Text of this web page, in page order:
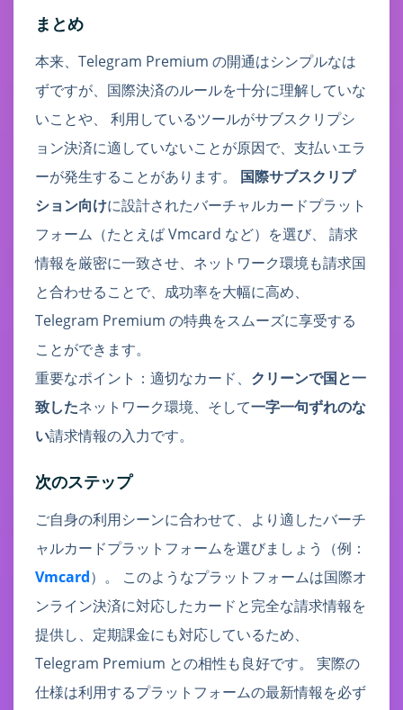
まとめ
本来、Telegram Premium の開通はシンプルなは
ずですが、国際決済のルールを十分に理解していな
いことや、 利用しているツールがサブスクリプシ
ョン決済に適していないことが原因で、支払いエラ
ーが発生することがあります。 国際サブスクリプ
ション向けに設計されたバーチャルカードプラット
フォーム（たとえば Vmcard など）を選び、 請求
情報を厳密に一致させ、ネットワーク環境も請求国
と合わせることで、成功率を大幅に高め、
Telegram Premium の特典をスムーズに享受する
ことができます。
重要なポイント：適切なカード、 クリーンで国と一
致したネットワーク環境、そして一字一句ずれのな
い請求情報の入力です。
次のステップ
ご自身の利用シーンに合わせて、より適したバーチ
ャルカードプラットフォームを選びましょう（例：
Vmcard）。 このようなプラットフォームは国際オ
ンライン決済に対応したカードと完全な請求情報を
提供し、定期課金にも対応しているため、
Telegram Premium との相性も良好です。 実際の
仕様は利用するプラットフォームの最新情報を必ず